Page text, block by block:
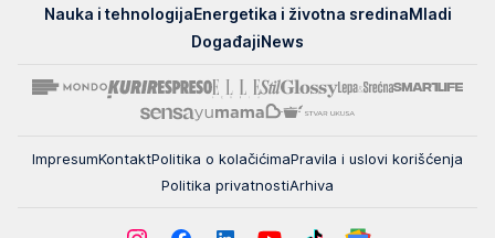
zatoNauka i tehnologijaEnergetika i životna sredinaMladi
DogađajiNews
ImpresumKontaktPolitika o kolačićimaPravila i uslovi korišćenja
Politika privatnostiArhiva